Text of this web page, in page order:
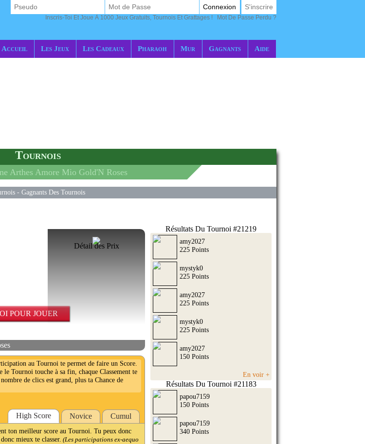
Accueil Les Jeux Les Cadeaux Pharaoh Mur Gagnants Aide
Connexion S'inscrire
Inscris-Toi Et Joue À 1000 Jeux Gratuits, Tournois Et Grattages ! Mot De Passe Perdu ?
Tournois
Arthes Amore Mio Gold'N Roses
- Gagnants Des Tournois
Détail des Prix
POUR JOUER
au Tournoi te permet de faire un Score.
le Tournoi touche à sa fin, chaque Classement te
de clics est grand, plus ta Chance de
High Score Novice Cumul
ton meilleur score au Tournoi. Tu peux donc
mieux te classer. (Les participations ex-aequo
Résultats Du Tournoi #21219
amy2027
225 Points
mystyk0
225 Points
amy2027
225 Points
mystyk0
225 Points
amy2027
150 Points
En voir +
Résultats Du Tournoi #21183
papou7159
150 Points
papou7159
340 Points